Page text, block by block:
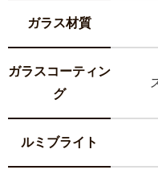
ガラス材質
ガラスコーティン
グ
ルミブライト